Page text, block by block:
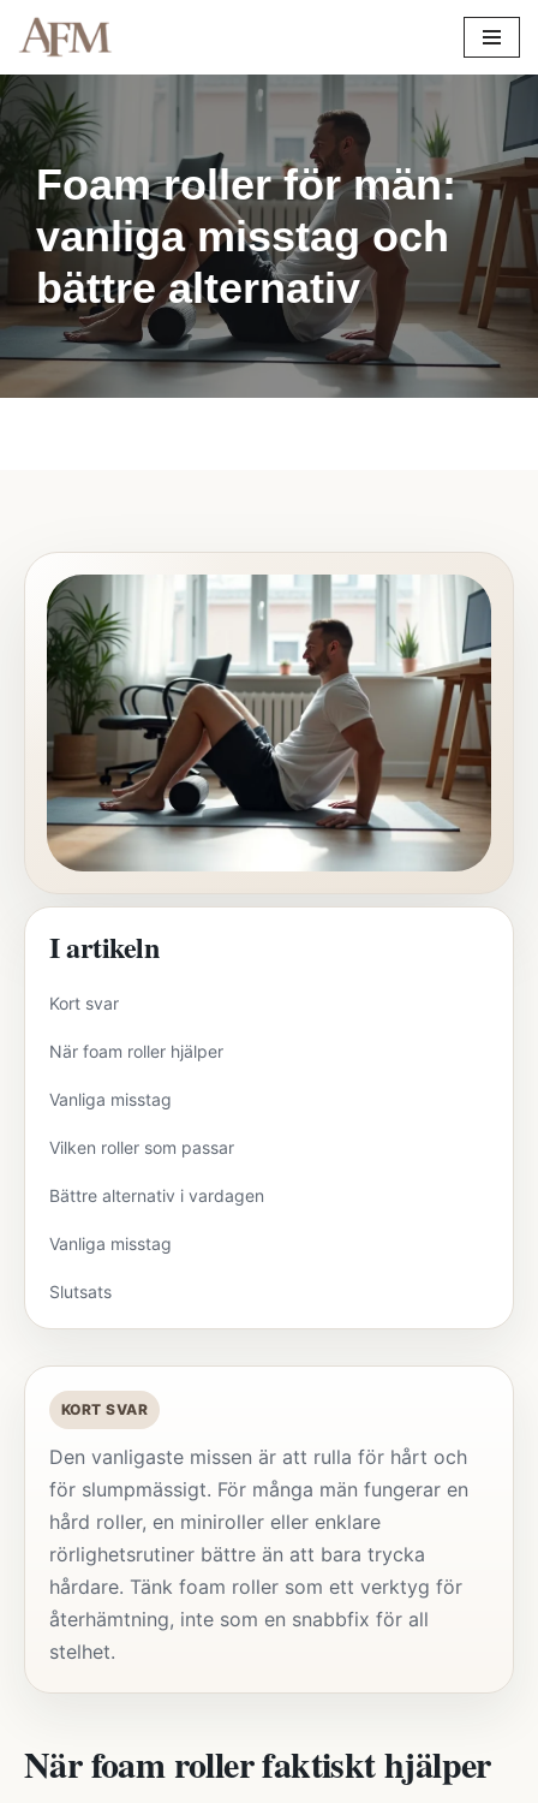
till
innehåll
Foam roller för män:
vanliga misstag och
bättre alternativ
I artikeln
Kort svar
När foam roller hjälper
Vanliga misstag
Vilken roller som passar
Bättre alternativ i vardagen
Vanliga misstag
Slutsats
KORT SVAR
Den vanligaste missen är att rulla för hårt och
för slumpmässigt. För många män fungerar en
hård roller, en miniroller eller enklare
rörlighetsrutiner bättre än att bara trycka
hårdare. Tänk foam roller som ett verktyg för
återhämtning, inte som en snabbfix för all
stelhet.
När foam roller faktiskt hjälper